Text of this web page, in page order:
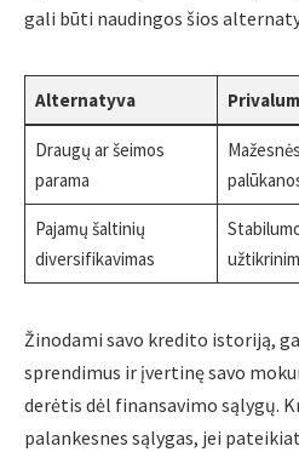
gali būti naudingos šios
Alternatyva
Draugų ar šeimos
parama
Mažesnės
Pajamų šaltinių
diversifikavimas
Žinodami savo kredito istoriją,
sprendimus ir įvertinę savo
derėtis dėl finansavimo sąlygų.
palankesnes sąlygas, jei